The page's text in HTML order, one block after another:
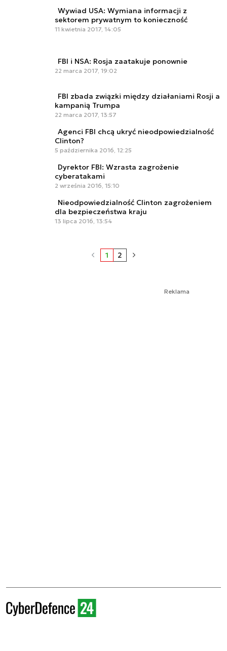
Wywiad USA: Wymiana informacji z
sektorem prywatnym to konieczność
11 kwietnia 2017, 14:05
FBI i NSA: Rosja zaatakuje ponownie
22 marca 2017, 19:02
FBI zbada związki między działaniami Rosji a
kampanią Trumpa
22 marca 2017, 13:57
Agenci FBI chcą ukryć nieodpowiedzialność
Clinton?
5 października 2016, 12:25
Dyrektor FBI: Wzrasta zagrożenie
cyberatakami
2 września 2016, 15:10
Nieodpowiedzialność Clinton zagrożeniem
dla bezpieczeństwa kraju
13 lipca 2016, 13:54
1 2
Reklama